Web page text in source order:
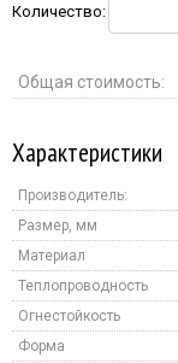
Количество:
Общая стоимость:
Характеристики
Производитель:
Размер, мм
Материал
Теплопроводность
Огнестойкость
Форма